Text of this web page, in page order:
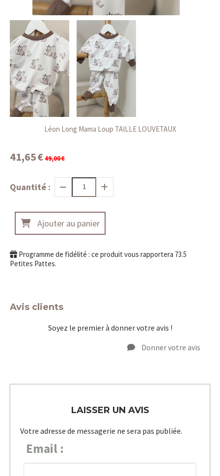
Léon Long Mama Loup TAILLE LOUVETAUX
41,65€49,00€
Quantité :
Ajouter au panier
Programme de fidélité : ce produit vous rapportera 73.5
Petites Pattes.
Avis clients
Soyez le premier à donner votre avis !
Donner votre avis
LAISSER UN AVIS
Votre adresse de messagerie ne sera pas publiée.
Email :